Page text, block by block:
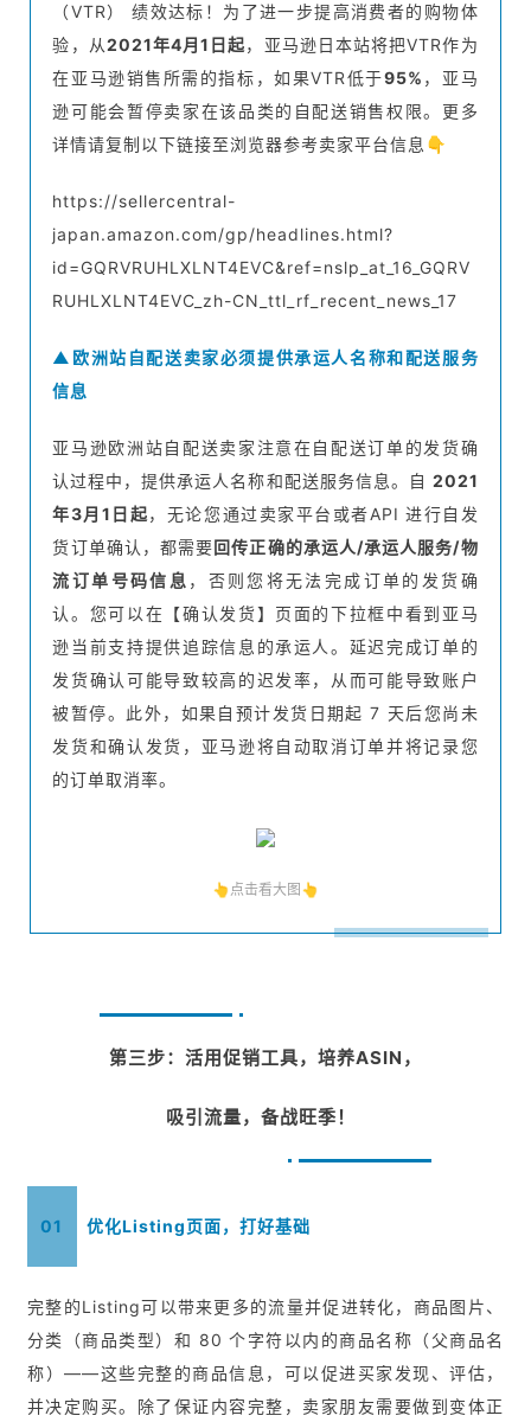
（VTR） 绩效达标！为了进一步提高消费者的购物体
验，从2021年4月1日起，亚马逊日本站将把VTR作为
在亚马逊销售所需的指标，如果VTR低于95% ，亚马
逊可能会暂停卖家在该品类的自配送销售权限。更多
详情请复制以下链接至浏览器参考卖家平台信息👇
https://sellercentral-
japan.amazon.com/gp/headlines.html?
id=GQRVRUHLXLNT4EVC&ref=nslp_at_16_GQRV
RUHLXLNT4EVC_zh-CN_ttl_rf_recent_news_17
▲欧洲站自配送卖家必须提供承运人名称和配送服务
信息
亚马逊欧洲站自配送卖家注意在自配送订单的发货确
认过程中，提供承运人名称和配送服务信息。自 2021
年3月1日起，无论您通过卖家平台或者API 进行自发
货订单确认，都需要回传正确的承运人/承运人服务/物
流订单号码信息 ，否则您将无法完成订单的发货确
认。您可以在【确认发货】页面的下拉框中看到亚马
逊当前支持提供追踪信息的承运人。延迟完成订单的
发货确认可能导致较高的迟发率，从而可能导致账户
被暂停。此外，如果自预计发货日期起 7 天后您尚未
发货和确认发货，亚马逊将自动取消订单并将记录您
的订单取消率。
👆点击看大图👆
第三步：活用促销工具，培养ASIN，
吸引流量，备战旺季！
01 优化Listing页面，打好基础
完整的Listing可以带来更多的流量并促进转化，商品图片、
分类（商品类型）和 80 个字符以内的商品名称（父商品名
称）——这些完整的商品信息，可以促进买家发现、评估，
并决定购买。除了保证内容完整，卖家朋友需要做到变体正